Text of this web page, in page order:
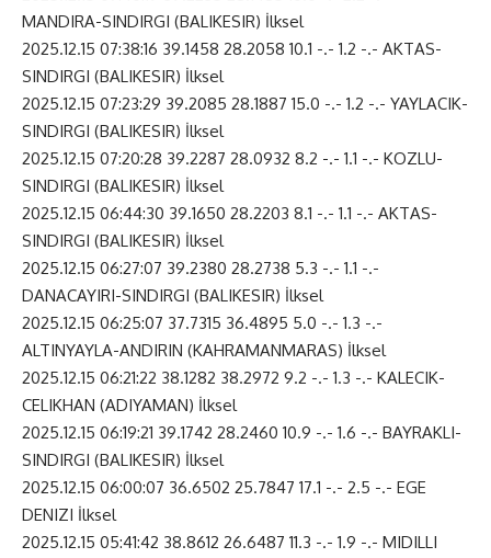
MANDIRA-SINDIRGI (BALIKESIR) İlksel
2025.12.15 07:38:16 39.1458 28.2058 10.1 -.- 1.2 -.- AKTAS-
SINDIRGI (BALIKESIR) İlksel
2025.12.15 07:23:29 39.2085 28.1887 15.0 -.- 1.2 -.- YAYLACIK-
SINDIRGI (BALIKESIR) İlksel
2025.12.15 07:20:28 39.2287 28.0932 8.2 -.- 1.1 -.- KOZLU-
SINDIRGI (BALIKESIR) İlksel
2025.12.15 06:44:30 39.1650 28.2203 8.1 -.- 1.1 -.- AKTAS-
SINDIRGI (BALIKESIR) İlksel
2025.12.15 06:27:07 39.2380 28.2738 5.3 -.- 1.1 -.-
DANACAYIRI-SINDIRGI (BALIKESIR) İlksel
2025.12.15 06:25:07 37.7315 36.4895 5.0 -.- 1.3 -.-
ALTINYAYLA-ANDIRIN (KAHRAMANMARAS) İlksel
2025.12.15 06:21:22 38.1282 38.2972 9.2 -.- 1.3 -.- KALECIK-
CELIKHAN (ADIYAMAN) İlksel
2025.12.15 06:19:21 39.1742 28.2460 10.9 -.- 1.6 -.- BAYRAKLI-
SINDIRGI (BALIKESIR) İlksel
2025.12.15 06:00:07 36.6502 25.7847 17.1 -.- 2.5 -.- EGE
DENIZI İlksel
2025.12.15 05:41:42 38.8612 26.6487 11.3 -.- 1.9 -.- MIDILLI